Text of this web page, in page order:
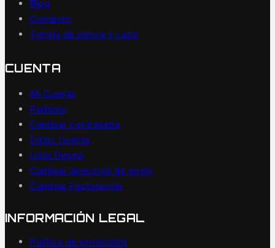
Blog
Contacto
Tienda de pesca y caza
CUENTA
Mi Cuenta
Pedidos
Cambiar contraseña
Editar Cuenta
Lista Deseo
Cambiar dirección de envío
Cambiar Facturación
INFORMACIÓN LEGAL
Política de privacidad